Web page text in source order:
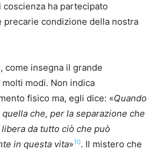
ha partecipato
precarie condizione della nostra
come insegna il grande
modi. Non indica
fisico ma, egli dice: «Quando
che, per la separazione che
libera da tutto ciò che può
in questa vita»10. Il mistero che